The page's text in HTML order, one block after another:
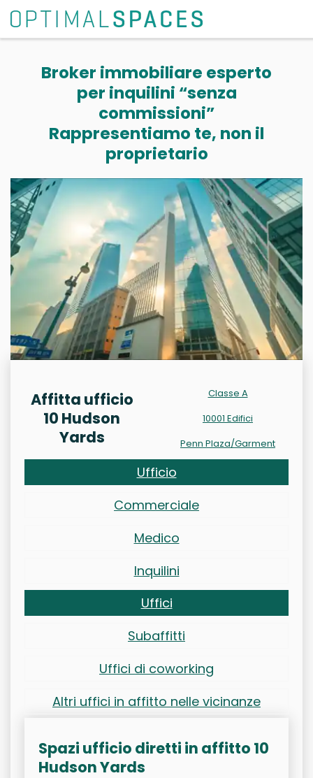
Broker immobiliare esperto
per inquilini “senza
commissioni”
Rappresentiamo te, non il
proprietario
Affitta ufficio
10 Hudson
Yards
Classe A
10001 Edifici
Penn Plaza/Garment
Ufficio
Commerciale
Medico
Inquilini
Uffici
Subaffitti
Uffici di coworking
Altri uffici in affitto nelle vicinanze
Spazi ufficio diretti in affitto 10
Hudson Yards